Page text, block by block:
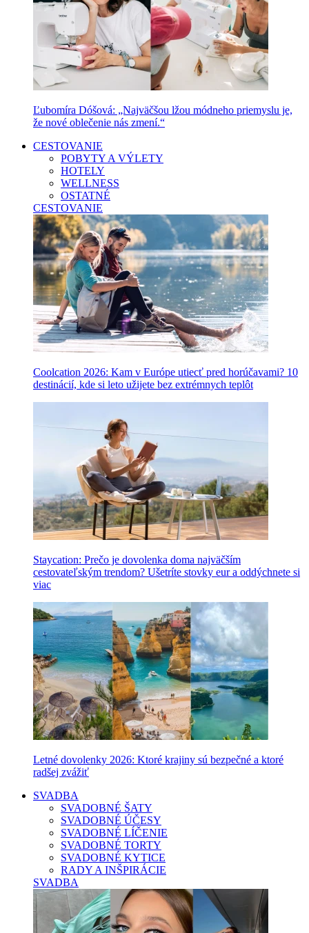
Ľubomíra Dóšová: „Najväčšou lžou módneho priemyslu je,
že nové oblečenie nás zmení.“
CESTOVANIE
POBYTY A VÝLETY
HOTELY
WELLNESS
OSTATNÉ
CESTOVANIE
Coolcation 2026: Kam v Európe utiecť pred horúčavami? 10
destinácií, kde si leto užijete bez extrémnych teplôt
Staycation: Prečo je dovolenka doma najväčším
cestovateľským trendom? Ušetríte stovky eur a oddýchnete si
viac
Letné dovolenky 2026: Ktoré krajiny sú bezpečné a ktoré
radšej zvážiť
SVADBA
SVADOBNÉ ŠATY
SVADOBNÉ ÚČESY
SVADOBNÉ LÍČENIE
SVADOBNÉ TORTY
SVADOBNÉ KYTICE
RADY A INŠPIRÁCIE
SVADBA